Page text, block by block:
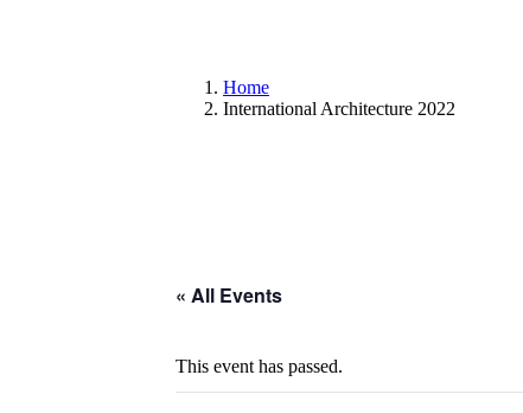
Home
International Architecture 2022
« All Events
This event has passed.